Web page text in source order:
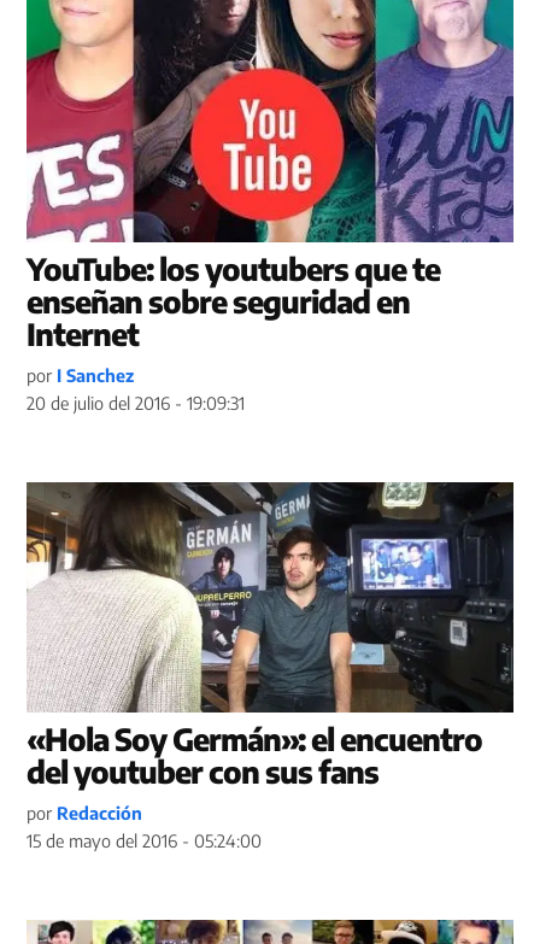
YouTube: los youtubers que te
enseñan sobre seguridad en
Internet
por I Sanchez
20 de julio del 2016 - 19:09:31
«Hola Soy Germán»: el encuentro
del youtuber con sus fans
por Redacción
15 de mayo del 2016 - 05:24:00